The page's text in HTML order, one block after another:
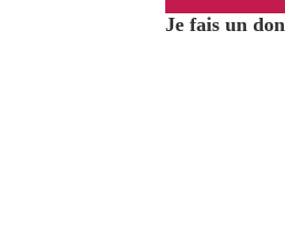
Je fais un don